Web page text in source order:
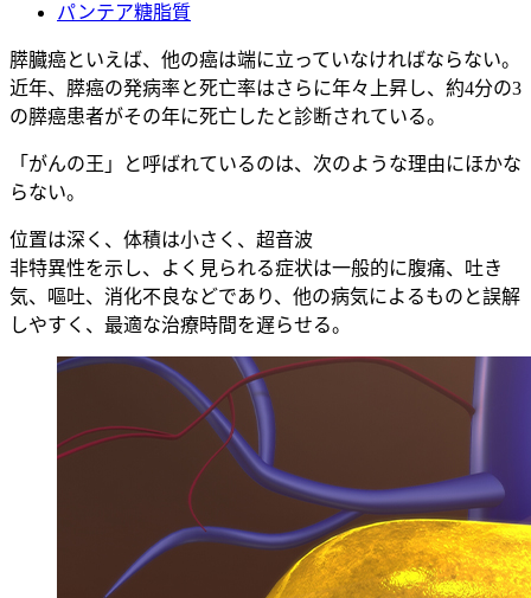
パンテア糖脂質
膵臓癌といえば、他の癌は端に立っていなければならない。
近年、膵癌の発病率と死亡率はさらに年々上昇し、約4分の3
の膵癌患者がその年に死亡したと診断されている。
「がんの王」と呼ばれているのは、次のような理由にほかな
らない。
位置は深く、体積は小さく、超音波
非特異性を示し、よく見られる症状は一般的に腹痛、吐き
気、嘔吐、消化不良などであり、他の病気によるものと誤解
しやすく、最適な治療時間を遅らせる。